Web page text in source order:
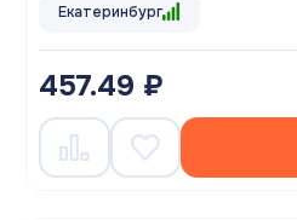
Екатеринбург
457.49 ₽